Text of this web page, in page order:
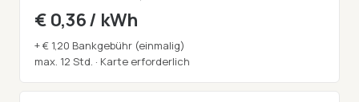
€ 0,36 / kWh
+ € 1,20 Bankgebühr (einmalig)
max. 12 Std. · Karte erforderlich